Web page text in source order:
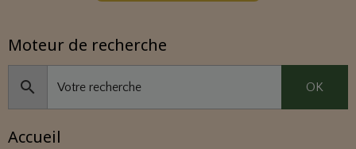
Moteur de recherche
OK
Accueil